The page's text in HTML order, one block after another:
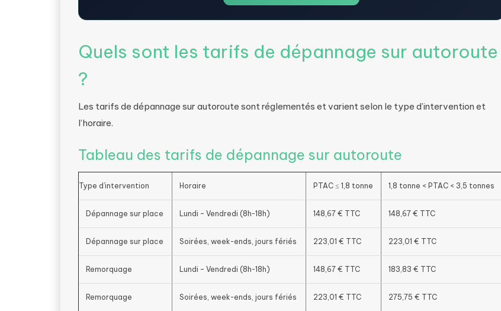
Quels sont les tarifs de dépannage sur autoroute
?
Les tarifs de dépannage sur autoroute sont réglementés et varient selon le type d’intervention et
l’horaire.
Tableau des tarifs de dépannage sur autoroute
Type d’intervention Horaire PTAC ≤ 1,8 tonne 1,8 tonne < PTAC < 3,5 tonnes
Dépannage sur place Lundi – Vendredi (8h-18h) 148,67 € TTC 148,67 € TTC
Dépannage sur place Soirées, week-ends, jours fériés 223,01 € TTC 223,01 € TTC
Remorquage Lundi – Vendredi (8h-18h) 148,67 € TTC 183,83 € TTC
Remorquage Soirées, week-ends, jours fériés 223,01 € TTC 275,75 € TTC